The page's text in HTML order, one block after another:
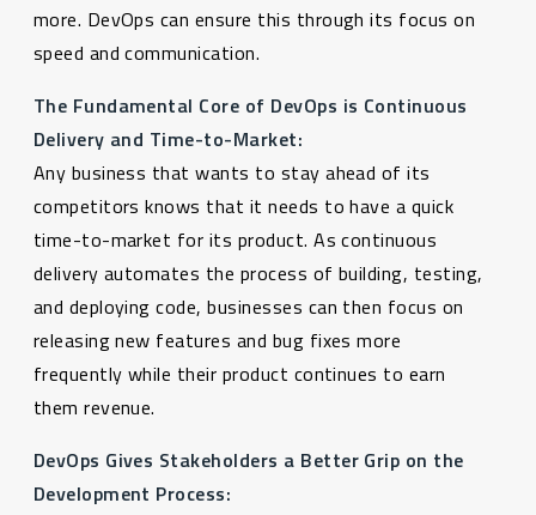
more. DevOps can ensure this through its focus on
speed and communication.
The Fundamental Core of DevOps is Continuous
Delivery and Time-to-Market:
Any business that wants to stay ahead of its
competitors knows that it needs to have a quick
time-to-market for its product. As continuous
delivery automates the process of building, testing,
and deploying code, businesses can then focus on
releasing new features and bug fixes more
frequently while their product continues to earn
them revenue.
DevOps Gives Stakeholders a Better Grip on the
Development Process: